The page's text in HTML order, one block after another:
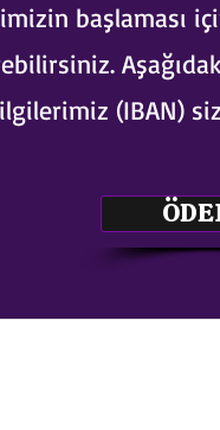
başlaması
(IBAN)